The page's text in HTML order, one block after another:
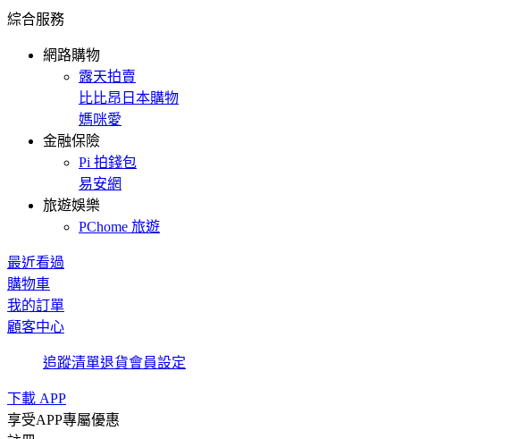
綜合服務
網路購物
露天拍賣
比比昂日本購物
媽咪愛
金融保險
Pi 拍錢包
易安網
旅遊娛樂
PChome 旅遊
最近看過
購物車
我的訂單
顧客中心
追蹤清單退貨會員設定
下載 APP
享受APP專屬優惠